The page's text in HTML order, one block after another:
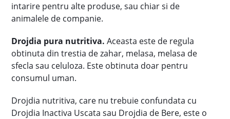
intarire pentru alte produse, sau chiar si de
animalele de companie.
Drojdia pura nutritiva. Aceasta este de regula
obtinuta din trestia de zahar, melasa, melasa de
sfecla sau celuloza. Este obtinuta doar pentru
consumul uman.
Drojdia nutritiva, care nu trebuie confundata cu
Drojdia Inactiva Uscata sau Drojdia de Bere, este o